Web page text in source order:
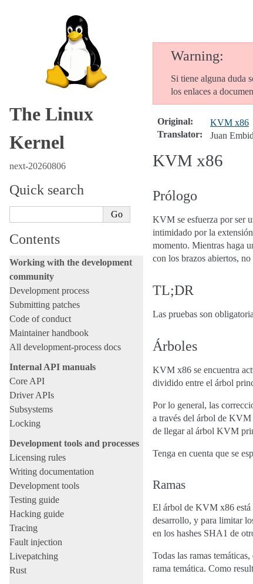
The Linux
Kernel
next-20260806
Quick search
Contents
Working with the development
community
Development process
Submitting patches
Code of conduct
Maintainer handbook
All development-process docs
Internal API manuals
Core API
Driver APIs
Subsystems
Locking
Development tools and processes
Licensing rules
Writing documentation
Development tools
Testing guide
Hacking guide
Tracing
Fault injection
Livepatching
Rust
Warning
Si tiene alguna duda
los enlaces a
Original:
KVM x86
Translator: Juan
KVM x86
Prólogo
KVM se esfuerza por ser
intimidado por la
momento. Mientras haga
con los brazos abiertos,
TL;DR
Las pruebas son
Árboles
KVM x86 se encuentra
dividido entre el árbol
Por lo general, las
a través del árbol de KVM
de llegar al árbol KVM
Tenga en cuenta que se
Ramas
El árbol de KVM x86 está
desarrollo, y para limitar
en los hashes SHA1 de
Todas las ramas temáticas,
rama temática. Como